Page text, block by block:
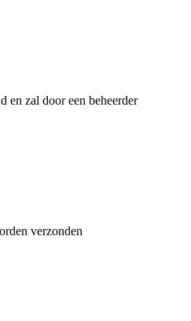
en zal door een beheerder
verzonden